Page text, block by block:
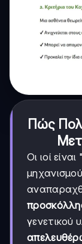
Πώς
Οι ιοί
γενετικού